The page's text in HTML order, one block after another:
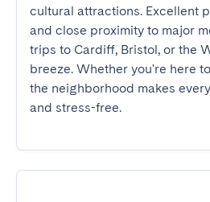
cultural attractions. Excellent
and close proximity to major
trips to Cardiff, Bristol, or the
breeze. Whether you're here
the neighborhood makes
and stress-free.